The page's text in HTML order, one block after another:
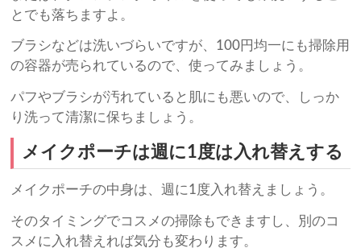
とでも落ちますよ。
ブラシなどは洗いづらいですが、100円均一にも掃除用
の容器が売られているので、使ってみましょう。
パフやブラシが汚れていると肌にも悪いので、しっか
り洗って清潔に保ちましょう。
メイクポーチは週に1度は入れ替えする
メイクポーチの中身は、週に1度入れ替えましょう。
そのタイミングでコスメの掃除もできますし、別のコ
スメに入れ替えれば気分も変わります。